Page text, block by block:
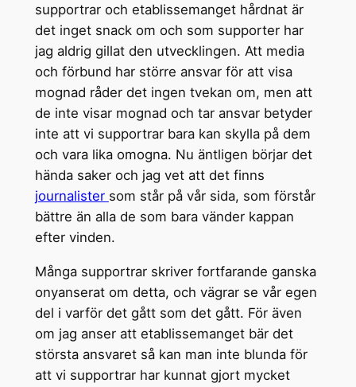
supportrar och etablissemanget hårdnat är
det inget snack om och som supporter har
jag aldrig gillat den utvecklingen. Att media
och förbund har större ansvar för att visa
mognad råder det ingen tvekan om, men att
de inte visar mognad och tar ansvar betyder
inte att vi supportrar bara kan skylla på dem
och vara lika omogna. Nu äntligen börjar det
hända saker och jag vet att det finns
journalister som står på vår sida, som förstår
bättre än alla de som bara vänder kappan
efter vinden.
Många supportrar skriver fortfarande ganska
onyanserat om detta, och vägrar se vår egen
del i varför det gått som det gått. För även
om jag anser att etablissemanget bär det
största ansvaret så kan man inte blunda för
att vi supportrar har kunnat gjort mycket